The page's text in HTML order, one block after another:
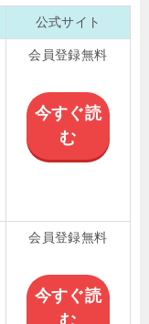
公式サイト
会員登録無料
今すぐ読
む
会員登録無料
今すぐ読